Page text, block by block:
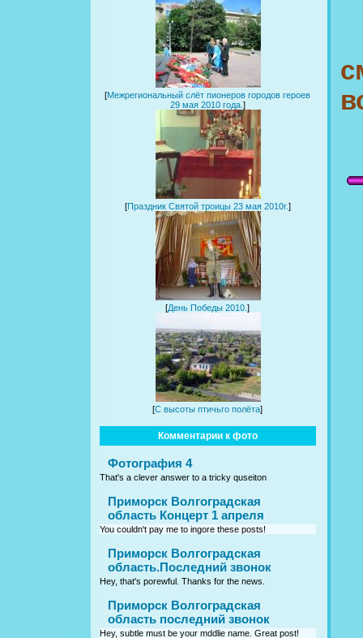
[Межрегиональный слёт пионеров городов героев
29 мая 2010 года. ]
[Праздник Святой троицы 23 мая 2010г.]
[День Победы 2010.]
[С высоты птичьго полёта]
Комментарии к фото
Фотография 4
That's a clever answer to a tricky quseiton
Приморск Волгоградская
область Концерт 1 апреля
You couldn't pay me to ingore these posts!
Приморск Волгоградская
область.Последний звонок
Hey, that's porewful. Thanks for the news.
Приморск Волгоградская
область последний звонок
Hey, subtle must be your mddlie name. Great post!